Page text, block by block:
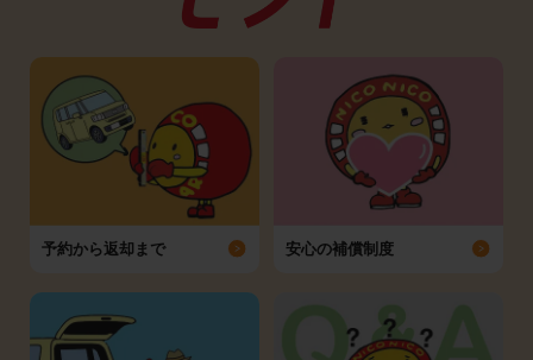
予約から返却まで 安心の補償制度